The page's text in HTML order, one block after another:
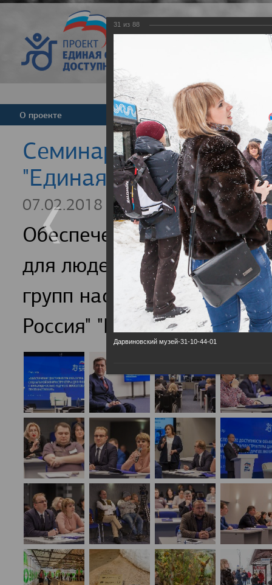
Версия для
О проекте Команда Новости
Cеминар для
"Единая страна -
07.02.2018
Обеспечение
для людей с
групп населения
Россия" "Единая страна-
31 из 88
Дарвиновский музей-31-10-44-01